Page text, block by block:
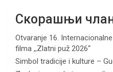
Скорашњи
Otvaranje 16.
filma ,,Zlatni puž 2026“
Simbol tradicije i kulture –